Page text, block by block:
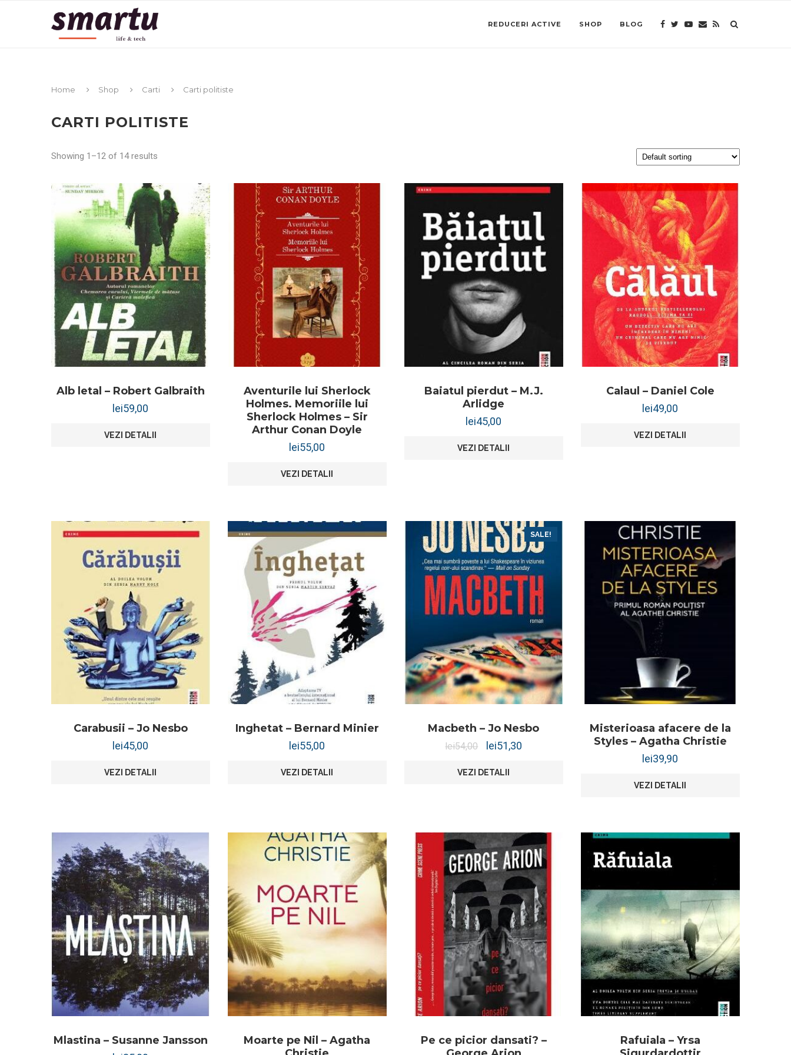
REDUCERI ACTIVE SHOP BLOG
Home Shop Carti Carti politiste
CARTI POLITISTE
Showing 1–12 of 14 results
Alb letal – Robert Galbraith
lei59,00
VEZI DETALII
Aventurile lui Sherlock
Holmes. Memoriile lui
Sherlock Holmes – Sir
Arthur Conan Doyle
lei55,00
VEZI DETALII
Baiatul pierdut – M.J.
Arlidge
lei45,00
VEZI DETALII
Calaul – Daniel Cole
lei49,00
VEZI DETALII
Carabusii – Jo Nesbo
lei45,00
VEZI DETALII
Inghetat – Bernard Minier
lei55,00
VEZI DETALII
SALE!
Macbeth – Jo Nesbo
lei54,00 lei51,30
VEZI DETALII
Misterioasa afacere de la
Styles – Agatha Christie
lei39,90
VEZI DETALII
Mlastina – Susanne Jansson
Moarte pe Nil – Agatha
Pe ce picior dansati? –
Rafuiala – Yrsa